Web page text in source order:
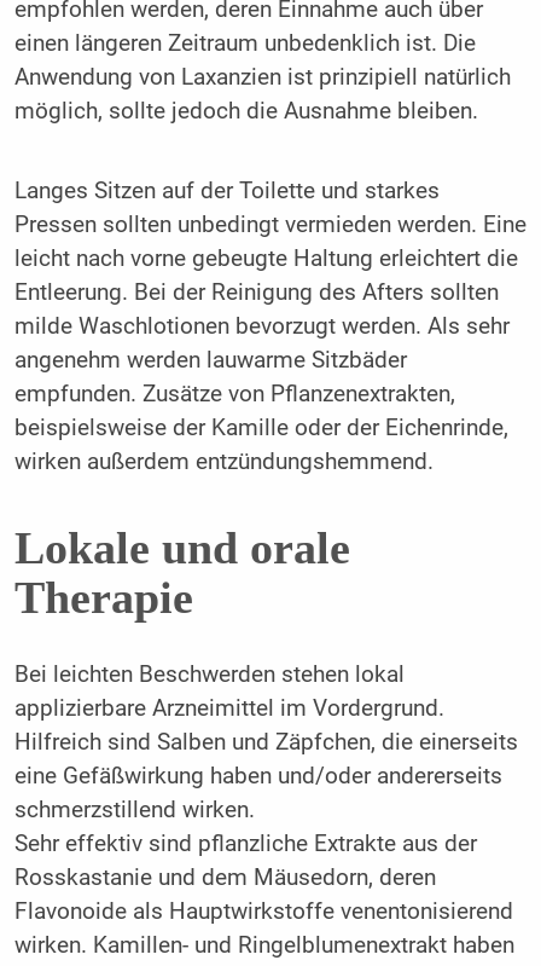
empfohlen werden, deren Einnahme auch über
einen längeren Zeitraum unbedenklich ist. Die
Anwendung von Laxanzien ist prinzipiell natürlich
möglich, sollte jedoch die Ausnahme bleiben.
Langes Sitzen auf der Toilette und starkes
Pressen sollten unbedingt vermieden werden. Eine
leicht nach vorne gebeugte Haltung erleichtert die
Entleerung. Bei der Reinigung des Afters sollten
milde Waschlotionen bevorzugt werden. Als sehr
angenehm werden lauwarme Sitzbäder
empfunden. Zusätze von Pflanzenextrakten,
beispielsweise der Kamille oder der Eichenrinde,
wirken außerdem entzündungshemmend.
Lokale und orale
Therapie
Bei leichten Beschwerden stehen lokal
applizierbare Arzneimittel im Vordergrund.
Hilfreich sind Salben und Zäpfchen, die einerseits
eine Gefäßwirkung haben und/oder andererseits
schmerzstillend wirken.
Sehr effektiv sind pflanzliche Extrakte aus der
Rosskastanie und dem Mäusedorn, ­deren
Flavonoide als Hauptwirkstoffe venentonisierend
wirken. Kamillen- und Ringelblumenextrakt haben